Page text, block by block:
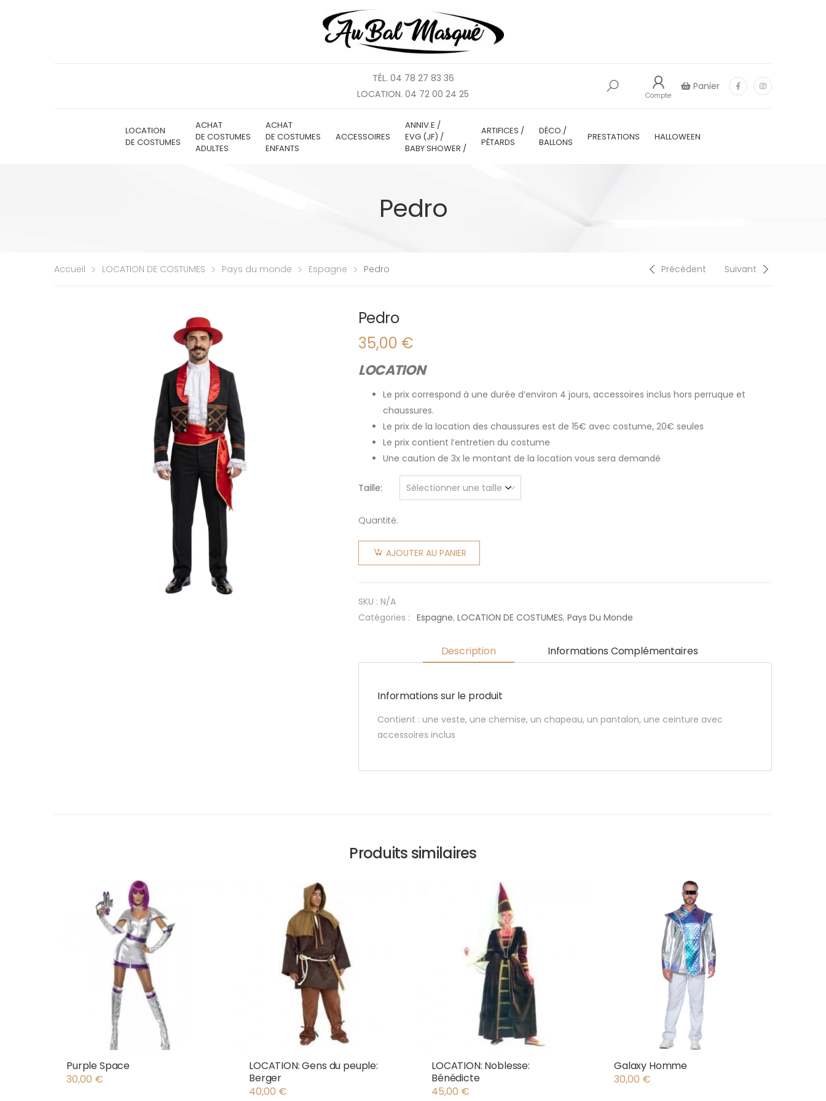
TÉL. 04 78 27 83 36
LOCATION. 04 72 00 24 25
Compte
Panier
LOCATION
DE COSTUMES
ACHAT
DE COSTUMES
ADULTES
ACHAT
DE COSTUMES
ENFANTS
ACCESSOIRES
ANNIV.E /
EVG (JF) /
BABY SHOWER /
ARTIFICES /
PÉTARDS
DÉCO./
BALLONS
PRESTATIONS HALLOWEEN
Pedro
Accueil LOCATION DE COSTUMES Pays du monde Espagne Pedro Précédent Suivant
Pedro
35,00 €
LOCATION
Le prix correspond à une durée d’environ 4 jours, accessoires inclus hors perruque et
chaussures.
Le prix de la location des chaussures est de 15€ avec costume, 20€ seules
Le prix contient l’entretien du costume
Une caution de 3x le montant de la location vous sera demandé
Taille
Quantité:
quantité
de Pedro
AJOUTER AU PANIER
SKU : N/A
Catégories : Espagne, LOCATION DE COSTUMES, Pays Du Monde
Description Informations Complémentaires
Informations sur le produit
Contient : une veste, une chemise, un chapeau, un pantalon, une ceinture avec
accessoires inclus
Produits similaires
Purple Space
30,00 €
LOCATION: Gens du peuple:
Berger
40,00 €
LOCATION: Noblesse:
Bénédicte
45,00 €
Galaxy Homme
30,00 €